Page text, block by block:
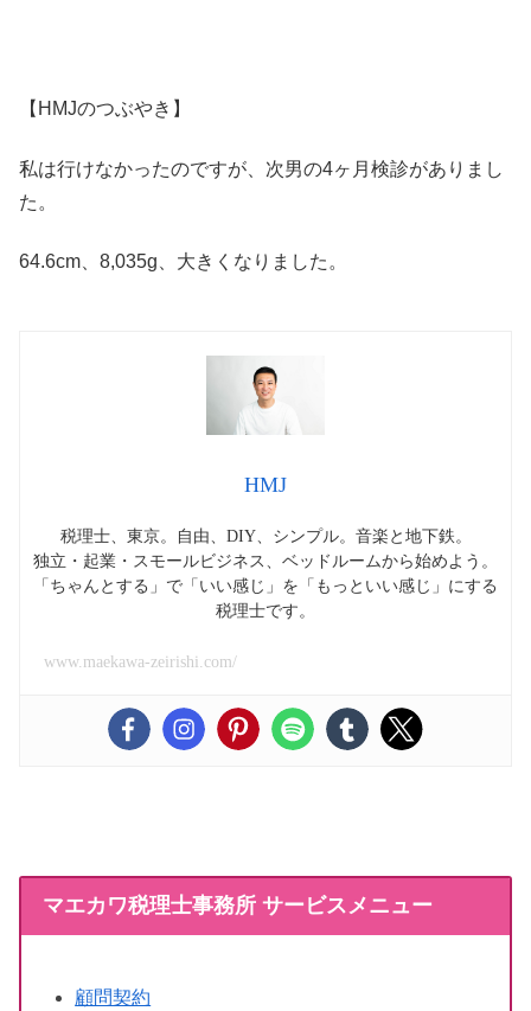
【HMJのつぶやき】
私は行けなかったのですが、次男の4ヶ月検診がありまし
た。
64.6cm、8,035g、大きくなりました。
HMJ
税理士、東京。自由、DIY、シンプル。音楽と地下鉄。
独立・起業・スモールビジネス、ベッドルームから始めよう。
「ちゃんとする」で「いい感じ」を「もっといい感じ」にする
税理士です。
www.maekawa-zeirishi.com/
マエカワ税理士事務所 サービスメニュー
顧問契約